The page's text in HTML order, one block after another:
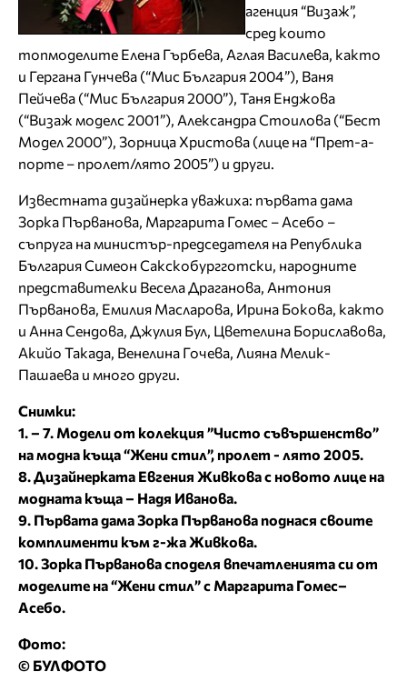
агенция “Визаж”,
сред които
топмоделите Елена Гърбева, Аглая Василева, както
и Гергана Гунчева (“Мис България 2004”), Ваня
Пейчева (“Мис България 2000”), Таня Енджова
(“Визаж моделс 2001”), Александра Стоилова (“Бест
Модел 2000”), Зорница Христова (лице на “Прет-а-
порте – пролет/лято 2005”) и други.
Известната дизайнерка уважиха: първата дама
Зорка Първанова, Маргарита Гомес – Асебо –
съпруга на министър-председателя на Република
България Симеон Сакскобургготски, народните
представителки Весела Драганова, Антония
Първанова, Емилия Масларова, Ирина Бокова, както
и Анна Сендова, Джулия Бул, Цветелина Бориславова,
Акийо Такада, Венелина Гочева, Лияна Мелик-
Пашаева и много други.
Снимки:
1. – 7. Модели от колекция ”Чисто съвършенство”
на модна къща “Жени стил”, пролет - лято 2005.
8. Дизайнерката Евгения Живкова с новото лице на
модната къща – Надя Иванова.
9. Първата дама Зорка Първанова поднася своите
комплименти към г-жа Живкова.
10. Зорка Първанова споделя впечатленията си от
моделите на “Жени стил” с Маргарита Гомес–
Асебо.
Фото:
© БУЛФОТО